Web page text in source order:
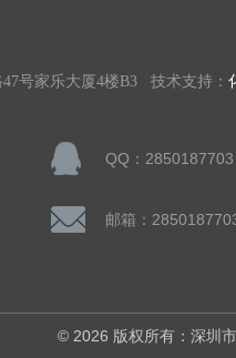
号家乐大厦4楼B3 技术支持：
QQ：2850187703
邮箱：
© 2026 版权所有：深圳